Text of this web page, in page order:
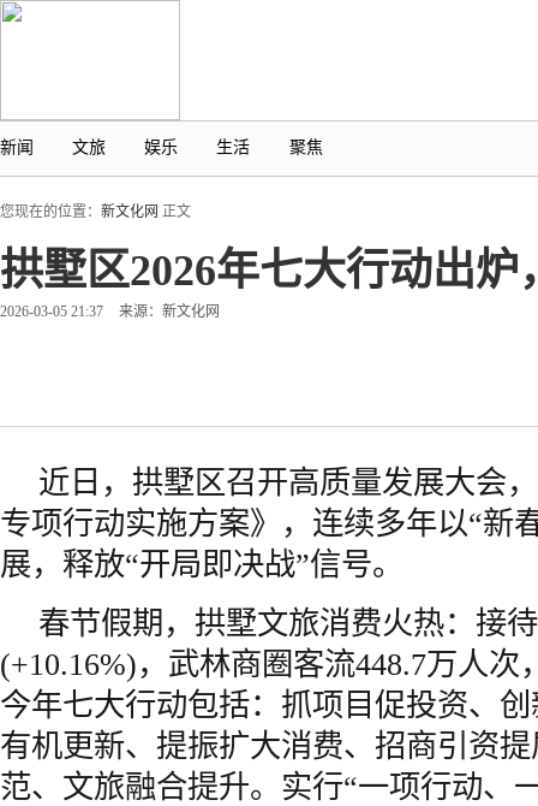
新闻 文旅 娱乐 生活 聚焦
您现在的位置： 新文化网 正文
拱墅区2026年七大行动出
2026-03-05 21:37 来源：新文化网
近日，拱墅区召开高质量发展大会
专项行动实施方案》，连续多年以“新
展，释放“开局即决战”信号。
春节假期，拱墅文旅消费火热：接
(+10.16%)，武林商圈客流448.7万人次
今年七大行动包括：抓项目促投资、
有机更新、提振扩大消费、招商引资
范、文旅融合提升。实行“一项行动、